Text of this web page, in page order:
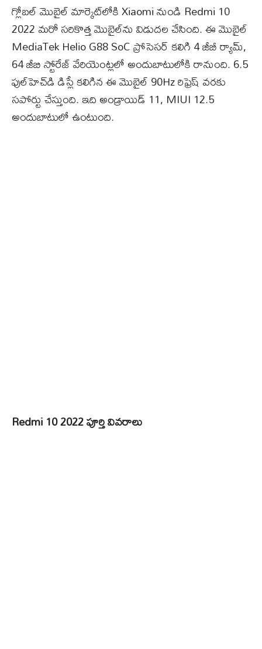
గ్లోబల్‌ మొబైల్‌ మార్కెట్‌లోకి Xiaomi నుండి Redmi 10
2022 మరో సరికొత్త మొబైల్‌ను విడుదల చేసింది. ఈ మొబైల్‌
MediaTek Helio G88 SoC ప్రోసెసర్‌ కలిగి 4 జీబీ ర్యామ్‌,
64 జీబి స్టోరేజ్‌ వేరియెంట్లలో అందుబాటులోకి రానుంది. 6.5
ఫుల్‌హెచ్‌డి డిస్లే కలిగిన ఈ మొబైల్‌ 90Hz రిఫ్రెష్‌ వరకు
సపోర్టు చేస్తుంది. ఇది అండ్రాయిడ్‌ 11, MIUI 12.5
అందుబాటులో ఉంటుంది.
Redmi 10 2022 పూర్తి వివరాలు